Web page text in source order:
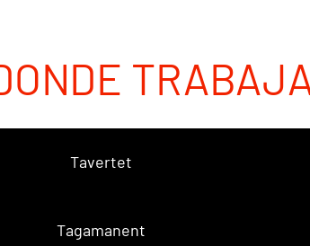
Tavertet
Tagamanent